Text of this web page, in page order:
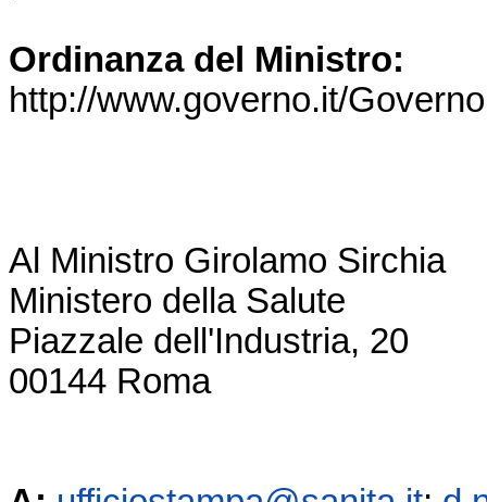
Ordinanza del Ministro:
http://www.governo.it/
Al Ministro Girolamo Sirchia
Ministero della Salute
Piazzale dell'Industria, 20
00144 Roma